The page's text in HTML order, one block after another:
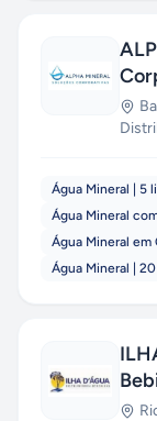
Água Mineral | 5
Água Mineral
Água Mineral em
Água Mineral |